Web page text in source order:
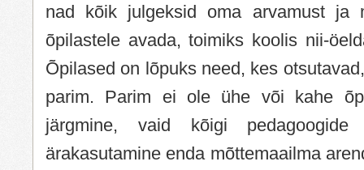
nad kõik julgeksid oma arvamust ja
õpilastele avada, toimiks koolis nii-
Õpilased on lõpuks need, kes
parim. Parim ei ole ühe või kahe
järgmine, vaid kõigi pedagoogide
ärakasutamine enda mõttemaailma